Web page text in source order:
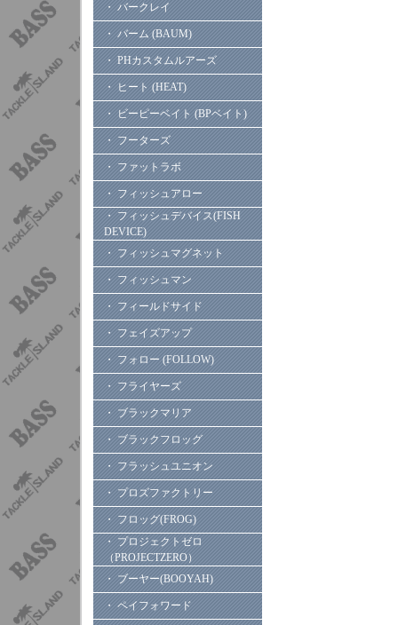
・ バークレイ
・ バーム (BAUM)
・ PHカスタムルアーズ
・ ヒート (HEAT)
・ ビーピーベイト (BPベイト)
・ フーターズ
・ ファットラボ
・ フィッシュアロー
・ フィッシュデバイス(FISH
DEVICE)
・ フィッシュマグネット
・ フィッシュマン
・ フィールドサイド
・ フェイズアップ
・ フォロー (FOLLOW)
・ フライヤーズ
・ ブラックマリア
・ ブラックフロッグ
・ フラッシュユニオン
・ プロズファクトリー
・ フロッグ(FROG)
・ プロジェクトゼロ
（PROJECTZERO）
・ ブーヤー(BOOYAH)
・ ペイフォワード